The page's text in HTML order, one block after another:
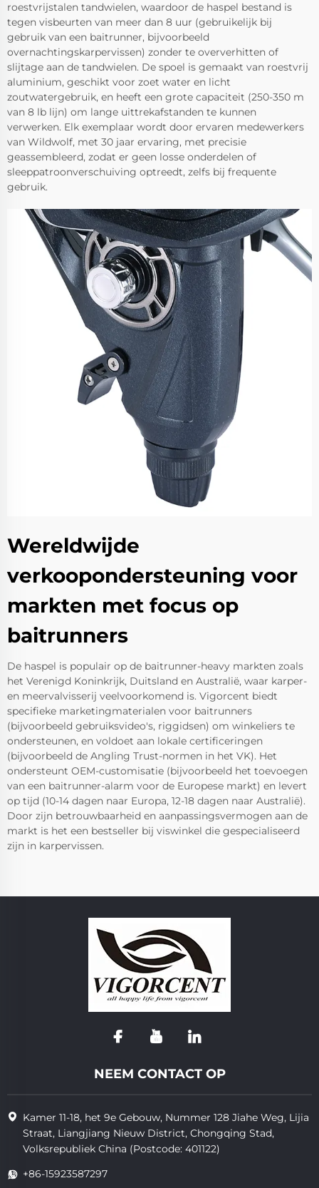
roestvrijstalen tandwielen, waardoor de haspel bestand is
tegen visbeurten van meer dan 8 uur (gebruikelijk bij
gebruik van een baitrunner, bijvoorbeeld
overnachtingskarpervissen) zonder te oververhitten of
slijtage aan de tandwielen. De spoel is gemaakt van roestvrij
aluminium, geschikt voor zoet water en licht
zoutwatergebruik, en heeft een grote capaciteit (250-350 m
van 8 lb lijn) om lange uittrekafstanden te kunnen
verwerken. Elk exemplaar wordt door ervaren medewerkers
van Wildwolf, met 30 jaar ervaring, met precisie
geassembleerd, zodat er geen losse onderdelen of
sleeppatroonverschuiving optreedt, zelfs bij frequente
gebruik.
Wereldwijde
verkoopondersteuning voor
markten met focus op
baitrunners
De haspel is populair op de baitrunner-heavy markten zoals
het Verenigd Koninkrijk, Duitsland en Australië, waar karper-
en meervalvisserij veelvoorkomend is. Vigorcent biedt
specifieke marketingmaterialen voor baitrunners
(bijvoorbeeld gebruiksvideo's, riggidsen) om winkeliers te
ondersteunen, en voldoet aan lokale certificeringen
(bijvoorbeeld de Angling Trust-normen in het VK). Het
ondersteunt OEM-customisatie (bijvoorbeeld het toevoegen
van een baitrunner-alarm voor de Europese markt) en levert
op tijd (10-14 dagen naar Europa, 12-18 dagen naar Australië).
Door zijn betrouwbaarheid en aanpassingsvermogen aan de
markt is het een bestseller bij viswinkel die gespecialiseerd
zijn in karpervissen.
NEEM CONTACT OP
Kamer 11-18, het 9e Gebouw, Nummer 128 Jiahe Weg, Lijia
Straat, Liangjiang Nieuw District, Chongqing Stad,
Volksrepubliek China (Postcode: 401122)
+86-15923587297